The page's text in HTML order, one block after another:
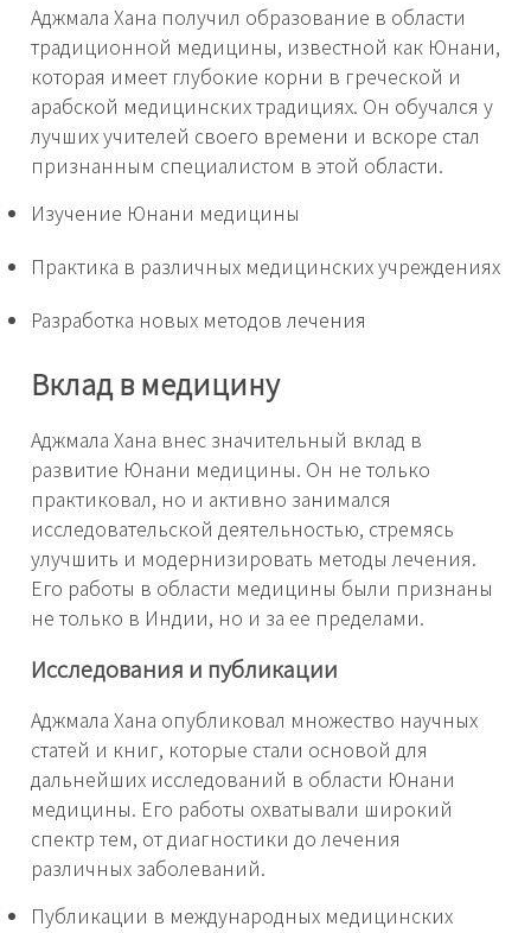
Аджмала Хана получил образование в области
традиционной медицины, известной как Юнани,
которая имеет глубокие корни в греческой и
арабской медицинских традициях. Он обучался у
лучших учителей своего времени и вскоре стал
признанным специалистом в этой области.
Изучение Юнани медицины
Практика в различных медицинских учреждениях
Разработка новых методов лечения
Вклад в медицину
Аджмала Хана внес значительный вклад в
развитие Юнани медицины. Он не только
практиковал, но и активно занимался
исследовательской деятельностью, стремясь
улучшить и модернизировать методы лечения.
Его работы в области медицины были признаны
не только в Индии, но и за ее пределами.
Исследования и публикации
Аджмала Хана опубликовал множество научных
статей и книг, которые стали основой для
дальнейших исследований в области Юнани
медицины. Его работы охватывали широкий
спектр тем, от диагностики до лечения
различных заболеваний.
Публикации в международных медицинских